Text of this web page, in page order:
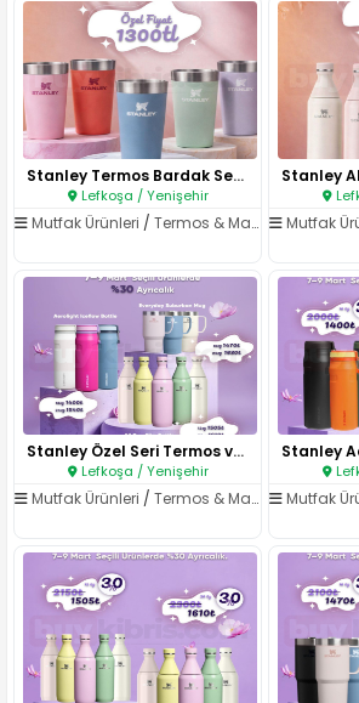
Stanley Termos Bardak Seti..
Lefkoşa / Yenişehir
Mutfak Ürünleri / Termos & Matara Mutfak
Stanley Özel Seri Termos ve Ba..
Lefkoşa / Yenişehir
Mutfak Ürünleri / Termos & Matara Mutfak